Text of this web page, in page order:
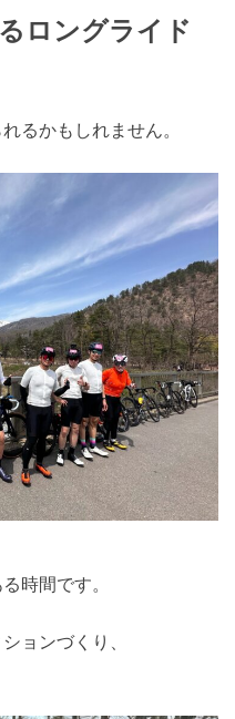
ロングライド
るかもしれません。
時間です。
ョンづくり、